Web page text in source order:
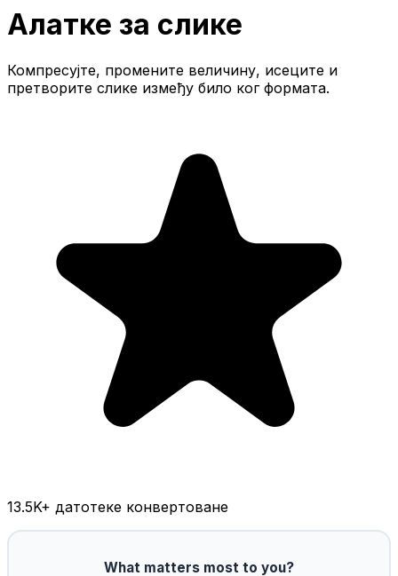
Алатке за слике
Компресујте, промените величину, исеците и
претворите слике између било ког формата.
13.5K+ датотеке конвертоване
What matters most to you?